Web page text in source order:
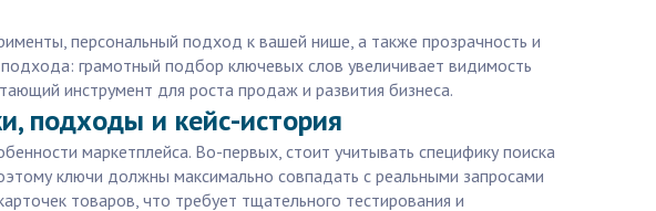
персональный подход к вашей нише, а также прозрачность и
грамотный подбор ключевых слов увеличивает видимость
инструмент для роста продаж и развития бизнеса.
подходы и кейс-история
маркетплейса. Во-первых, стоит учитывать специфику поиска
ключи должны максимально совпадать с реальными запросами
товаров, что требует тщательного тестирования и